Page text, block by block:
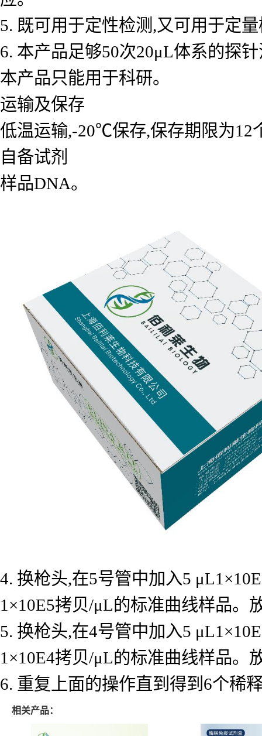
5. 既可用于定性检测,又可用于定
6. 本产品足够50次20μL体系的探
本产品只能用于科研。
运输及保存
低温运输,-20℃保存,保存期限为12
自备试剂
样品DNA。
4. 换枪头,在5号管中加入5
1×10E5拷贝/μL的标准曲线样品。
5. 换枪头,在4号管中加入5
1×10E4拷贝/μL的标准曲线样品。
6. 重复上面的操作直到得到6个稀
相关产品：